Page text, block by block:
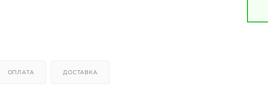
ОПЛАТА ДОСТАВКА